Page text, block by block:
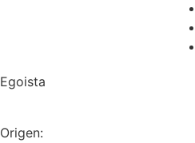
Egoista
Origen: